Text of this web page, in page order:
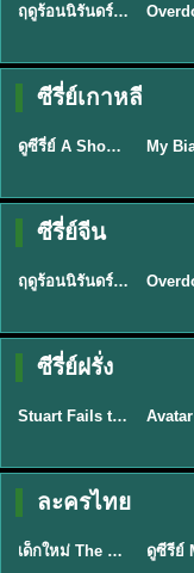
★8.8 ฤดูร้อนนิรันดร์ (2026) Never-Ending Summer พากย์ไทย EP.1-29
ซีรี่ย์เกาหลี
★8 EP.16
พากย์ไทย
TH EP. 16
ดูซีรี่ย์ A Shop for Killers 2 ร้านลับนักฆ่า ซีซัน 2 (2026) ซับไทย-พากย์ไทย
ซีรี่ย์จีน
★8.8
พากย์ไทย
ฤดูร้อนนิรันดร์ (2026) Never-Ending Summer พากย์ไทย EP.1-29
ซีรี่ย์ฝรั่ง
★8.8 EP.2
พากย์ไทย
TH EP. 2
Stuart Fails to Save the Universe (2026) สจ๊วตล่มแผนกู้จักรวาล พากย์ไทย EP1-10 ★7.8
ละครไทย
★ 8 EP.6
พากย์ไทย
เด็กใหม่ The Reset 2026 EP1-6 พากย์ไทย ดูซีรี่ย์ Netflix ล่าสุด HD